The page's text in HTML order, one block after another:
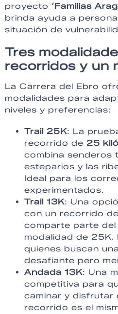
proyecto ‘Familias
brinda ayuda a
situación de
Tres
recorridos y un
La Carrera del Ebro
modalidades para
niveles y preferencias:
Trail 25K: La
recorrido de 25
combina senderos
esteparios y las
Ideal para los
experimentados.
Trail 13K: Una
con un recorrido de
comparte parte
modalidad de 25K.
quienes buscan
desafiante pero
Andada 13K: Una
competitiva para
caminar y disfrutar
recorrido es el